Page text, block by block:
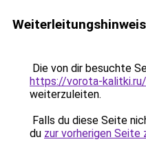
Weiterleitungshinweis
Die von dir besuchte
https://vorota-
weiterzuleiten.
Falls du diese Seite
du zur vorherigen Seite